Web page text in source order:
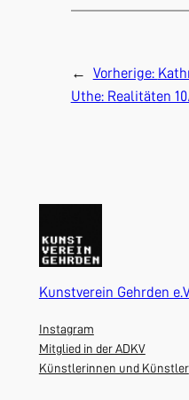
← Vorherige:
Uthe: Realitäten
Kunstverein Gehrden
Instagram
Mitglied in der ADKV
Künstlerinnen und Künstler